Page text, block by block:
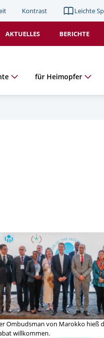
Kontrast Leichte
AKTUELLES BERICHTE
für Heimopfer
Ombudsman von Marokko hieß
willkommen.